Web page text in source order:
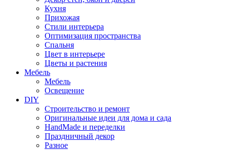
Кухня
Прихожая
Стили интерьера
Оптимизация пространства
Спальня
Цвет в интерьере
Цветы и растения
Мебель
Мебель
Освещение
DIY
Строительство и ремонт
Оригинальные идеи для дома и сада
HandMade и переделки
Праздничный декор
Разное